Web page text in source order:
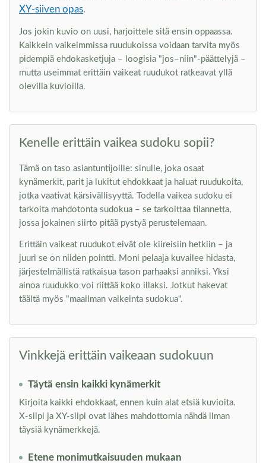
XY-siiven opas.
Jos jokin kuvio on uusi, harjoittele sitä ensin oppaassa.
Kaikkein vaikeimmissa ruudukoissa voidaan tarvita myös
pidempiä ehdokasketjuja – loogisia "jos–niin"-päättelyjä –
mutta useimmat erittäin vaikeat ruudukot ratkeavat yllä
olevilla kuvioilla.
Kenelle erittäin vaikea sudoku sopii?
Tämä on taso asiantuntijoille: sinulle, joka osaat
kynämerkit, parit ja lukitut ehdokkaat ja haluat ruudukoita,
jotka vaativat kärsivällisyyttä. Todella vaikea sudoku ei
tarkoita mahdotonta sudokua – se tarkoittaa tilannetta,
jossa jokainen siirto pitää pystyä perustelemaan.
Erittäin vaikeat ruudukot eivät ole kiireisiin hetkiin – ja
juuri se on niiden pointti. Moni pelaaja kuvailee hidasta,
järjestelmällistä ratkaisua tason parhaaksi anniksi. Yksi
ainoa ruudukko voi riittää koko illaksi. Jotkut hakevat
täältä myös "maailman vaikeinta sudokua".
Vinkkejä erittäin vaikeaan sudokuun
Täytä ensin kaikki kynämerkit
Kirjoita kaikki ehdokkaat, ennen kuin alat etsiä kuvioita.
X-siipi ja XY-siipi ovat lähes mahdottomia nähdä ilman
täysiä kynämerkkejä.
Etene monimutkaisuuden mukaan